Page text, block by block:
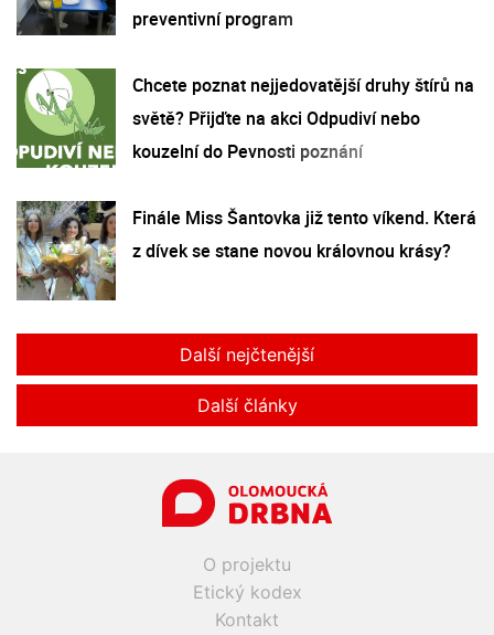
preventivní program
Chcete poznat nejjedovatější druhy štírů na
světě? Přijďte na akci Odpudiví nebo
kouzelní do Pevnosti poznání
Finále Miss Šantovka již tento víkend. Která
z dívek se stane novou královnou krásy?
Další nejčtenější
Další články
O projektu
Etický kodex
Kontakt